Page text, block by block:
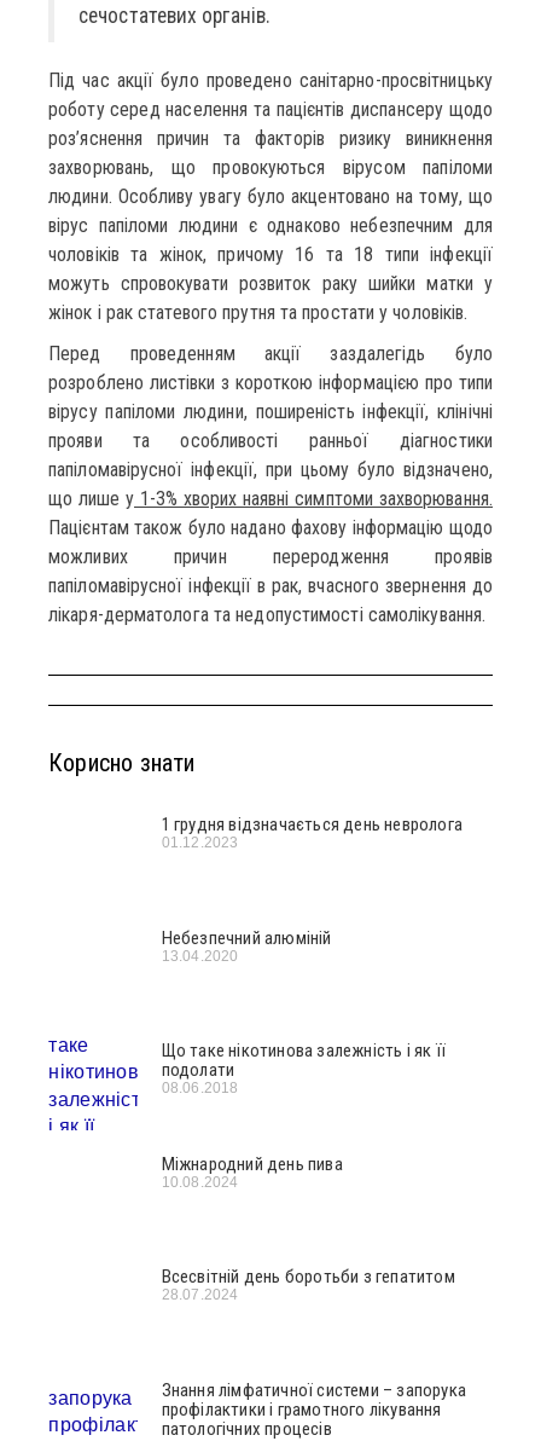
сечостатевих органів.
Під час акції було проведено санітарно-просвітницьку
роботу серед населення та пацієнтів диспансеру щодо
роз’яснення причин та факторів ризику виникнення
захворювань, що провокуються вірусом папіломи
людини. Особливу увагу було акцентовано на тому, що
вірус папіломи людини є однаково небезпечним для
чоловіків та жінок, причому 16 та 18 типи інфекції
можуть спровокувати розвиток раку шийки матки у
жінок і рак статевого прутня та простати у чоловіків.
Перед проведенням акції заздалегідь було
розроблено листівки з короткою інформацією про типи
вірусу папіломи людини, поширеність інфекції, клінічні
прояви та особливості ранньої діагностики
папіломавірусної інфекції, при цьому було відзначено,
що лише у 1-3% хворих наявні симптоми захворювання.
Пацієнтам також було надано фахову інформацію щодо
можливих причин переродження проявів
папіломавірусної інфекції в рак, вчасного звернення до
лікаря-дерматолога та недопустимості самолікування.
Корисно знати
1 грудня відзначається день невролога
01.12.2023
Небезпечний алюміній
13.04.2020
Що таке нікотинова залежність і як її
подолати
08.06.2018
Міжнародний день пива
10.08.2024
Всесвітній день боротьби з гепатитом
28.07.2024
Знання лімфатичної системи – запорука
профілактики і грамотного лікування
патологічних процесів